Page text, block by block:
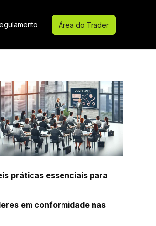
Área do Trader
práticas essenciais para
em conformidade nas